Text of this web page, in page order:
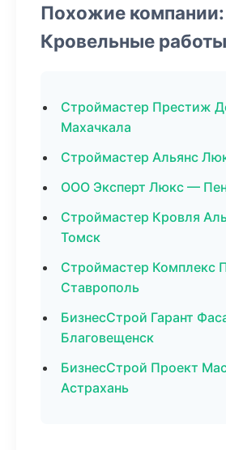
Похожие компании:
Кровельные работы
Строймастер Престиж
Махачкала
Строймастер Альянс
ООО Эксперт Люкс —
Строймастер Кровля
Томск
Строймастер Комплекс
Ставрополь
БизнесСтрой Гарант
Благовещенск
БизнесСтрой Проект
Астрахань